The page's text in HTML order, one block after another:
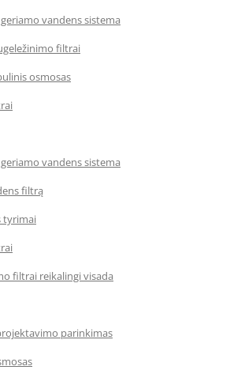
vandens sistema
filtrai
osmosas
vandens sistema
filtrą
tyrimai
filtrai reikalingi visada
parinkimas